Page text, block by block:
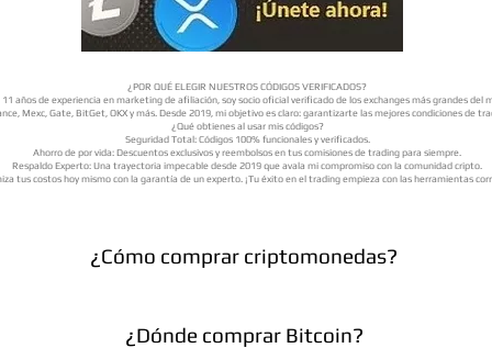
¿POR QUÉ ELEGIR NUESTROS CÓDIGOS VERIFICADOS?
11 años de experiencia en marketing de afiliación, soy socio oficial verificado de los exchanges más grandes del
Mexc, Gate, BitGet, OKX y más. Desde 2019, mi objetivo es claro: garantizarte las mejores condiciones de
¿Qué obtienes al usar mis códigos?
Seguridad Total: Códigos 100% funcionales y verificados.
Ahorro de por vida: Descuentos exclusivos y reembolsos en tus comisiones de trading para siempre.
Respaldo Experto: Una trayectoria impecable desde 2019 que avala mi compromiso con la comunidad cripto.
tus costos hoy mismo con la garantía de un experto. ¡Tu éxito en el trading empieza con las herramientas
¿Cómo comprar criptomonedas?
¿Dónde comprar Bitcoin?